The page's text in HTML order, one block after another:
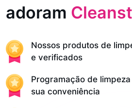
adoram
Nossos produtos de
e verificados
Programação de
sua conveniência